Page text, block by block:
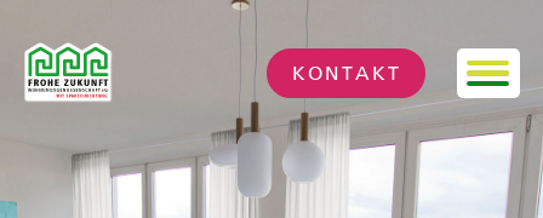
KONTAKT